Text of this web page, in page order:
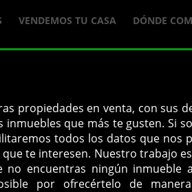
VENDEMOS TU CASA DÓNDE
propiedades en venta, con sus
que más te gusten. Si
todos los datos que nos
te interesen. Nuestro trabajo
encuentras ningún inmueble
por ofrecértelo de